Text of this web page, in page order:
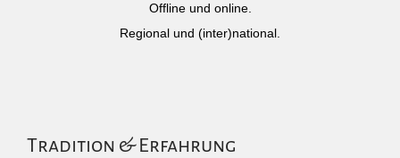
Offline und online.
Regional und (inter)national.
Tradition & Erfahrung